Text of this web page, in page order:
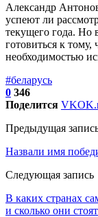
Александр
успеют ли
текущего года. Но
готовиться к
необходимостью
#беларусь
0 346
Поделится VK
Предыдущая
Назвали имя
Следующая запись
В каких странах
и сколько они стоят